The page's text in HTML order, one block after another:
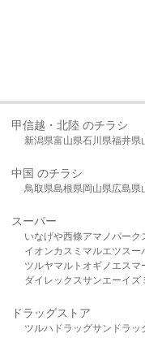
甲信越・北陸 のチラシ
新潟県富山県石川県福井県
中国 のチラシ
鳥取県島根県岡山県広島県
スーパー
いなげや西條アマノパーク
イオンカスミ マルエツスー
ツルヤマルト オギノ エスマ
ダイレックスサンエーイズ
ドラッグストア
ツルハドラッグサンドラッ